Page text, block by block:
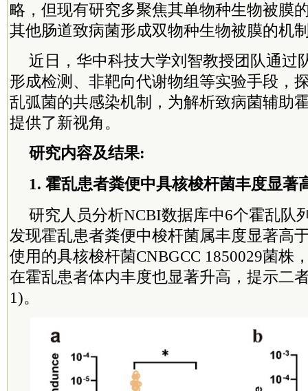
略，但现有研究多聚焦其单物种生物被膜
其他肠道致病菌形成双物种生物被膜的机
近日，华中科技大学刘智教授团队通过
形成检测、非靶向代谢物组等实验手段，
乱弧菌的共感染机制，为解析致病菌辅助
提供了新视角。
研究内容及结果:
1. 霍乱患者粪便中具核梭杆菌丰度显著
研究人员分析NCBI数据库中6个霍乱队
发现霍乱患者粪便中梭杆菌属丰度显著高
使用的具核梭杆菌CNBGCC 1850029菌株
在霍乱患者体内丰度也显著升高，提示二
1)。